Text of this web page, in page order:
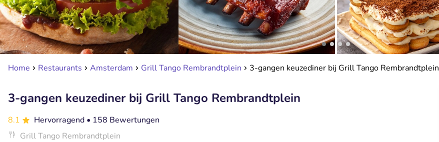
Home Restaurants Amsterdam Grill Tango Rembrandtplein 3-gangen keuzediner bij Grill Tango Rembrandtplein
3-gangen keuzediner bij Grill Tango Rembrandtplein
8.1 Hervorragend • 158 Bewertungen
Grill Tango Rembrandtplein